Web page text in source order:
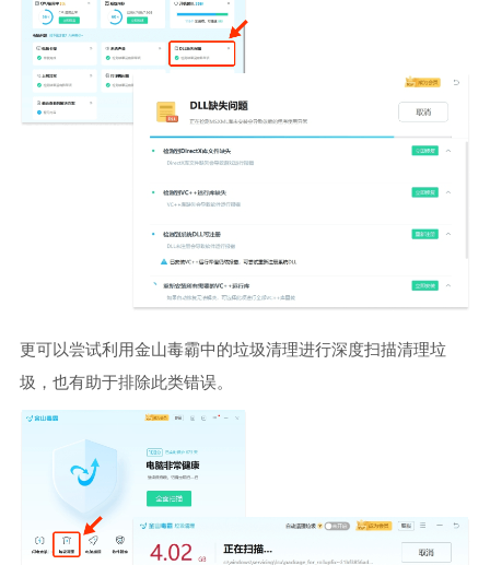
更可以尝试利用金山毒霸中的垃圾清理进行深度扫描清理垃
圾，也有助于排除此类错误。